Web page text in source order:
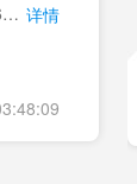
详情